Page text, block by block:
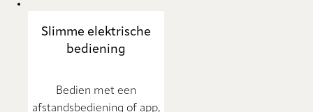
Slimme elektrische
bediening
Bedien met een
afstandsbediening of app,